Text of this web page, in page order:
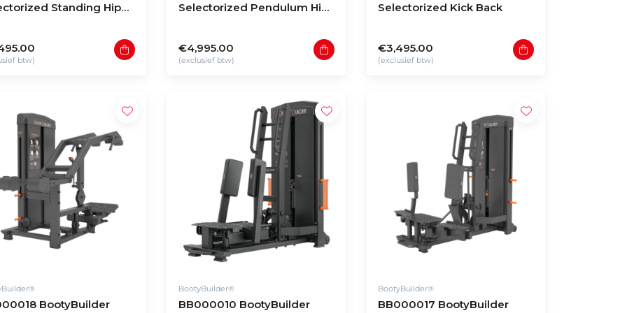
Standing Hip
btw)
Selectorized Pendulum Hip
€4,995.00
(exclusief btw)
Selectorized Kick Back
€3,495.00
(exclusief btw)
BootyBuilder
BootyBuilder®
BB000010 BootyBuilder
BootyBuilder®
BB000017 BootyBuilder